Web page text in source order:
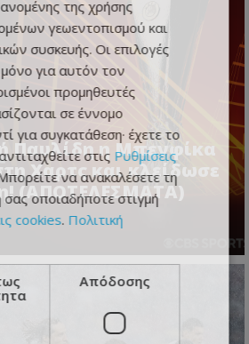
Παυλίδη η Μπενφίκα
Χαρτς και κλείδωσε
(ΑΠΟΤΕΛΕΣΜΑΤΑ)
της χρήσης
γεωεντοπισμού και
συσκευής. Οι επιλογές
για αυτόν τον
προμηθευτές
σε έννομο
για συγκατάθεση· έχετε το
στις Ρυθμίσεις
να ανακαλέσετε τη
οποιαδήποτε στιγμή
cookies. Πολιτική
Απόδοσης